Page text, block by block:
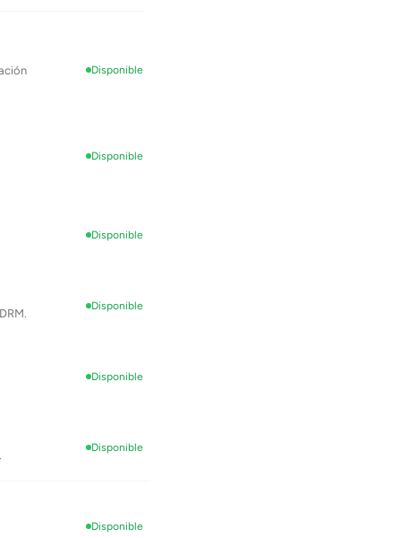
Disponible
Disponible
Disponible
Disponible
Disponible
Disponible
Disponible